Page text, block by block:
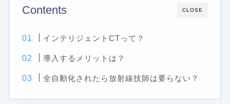
CLOSE
Contents
インテリジェントCTって？
導入するメリットは？
全自動化されたら放射線技師は要らない？